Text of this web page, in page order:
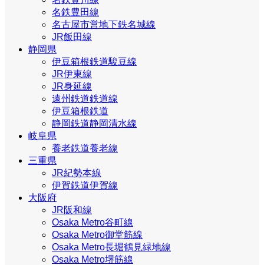
名鉄豊田線
名古屋市営地下鉄名城線
JR飯田線
静岡県
伊豆箱根鉄道駿豆線
JR伊東線
JR身延線
遠州鉄道鉄道線
伊豆箱根鉄道
静岡鉄道静岡清水線
岐阜県
養老鉄道養老線
三重県
JR紀勢本線
伊賀鉄道伊賀線
大阪府
JR阪和線
Osaka Metro谷町線
Osaka Metro御堂筋線
Osaka Metro長堀鶴見緑地線
Osaka Metro堺筋線